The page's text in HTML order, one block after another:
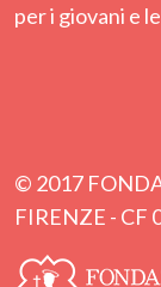
per i giovani e
© 2017
FIRENZE - CF